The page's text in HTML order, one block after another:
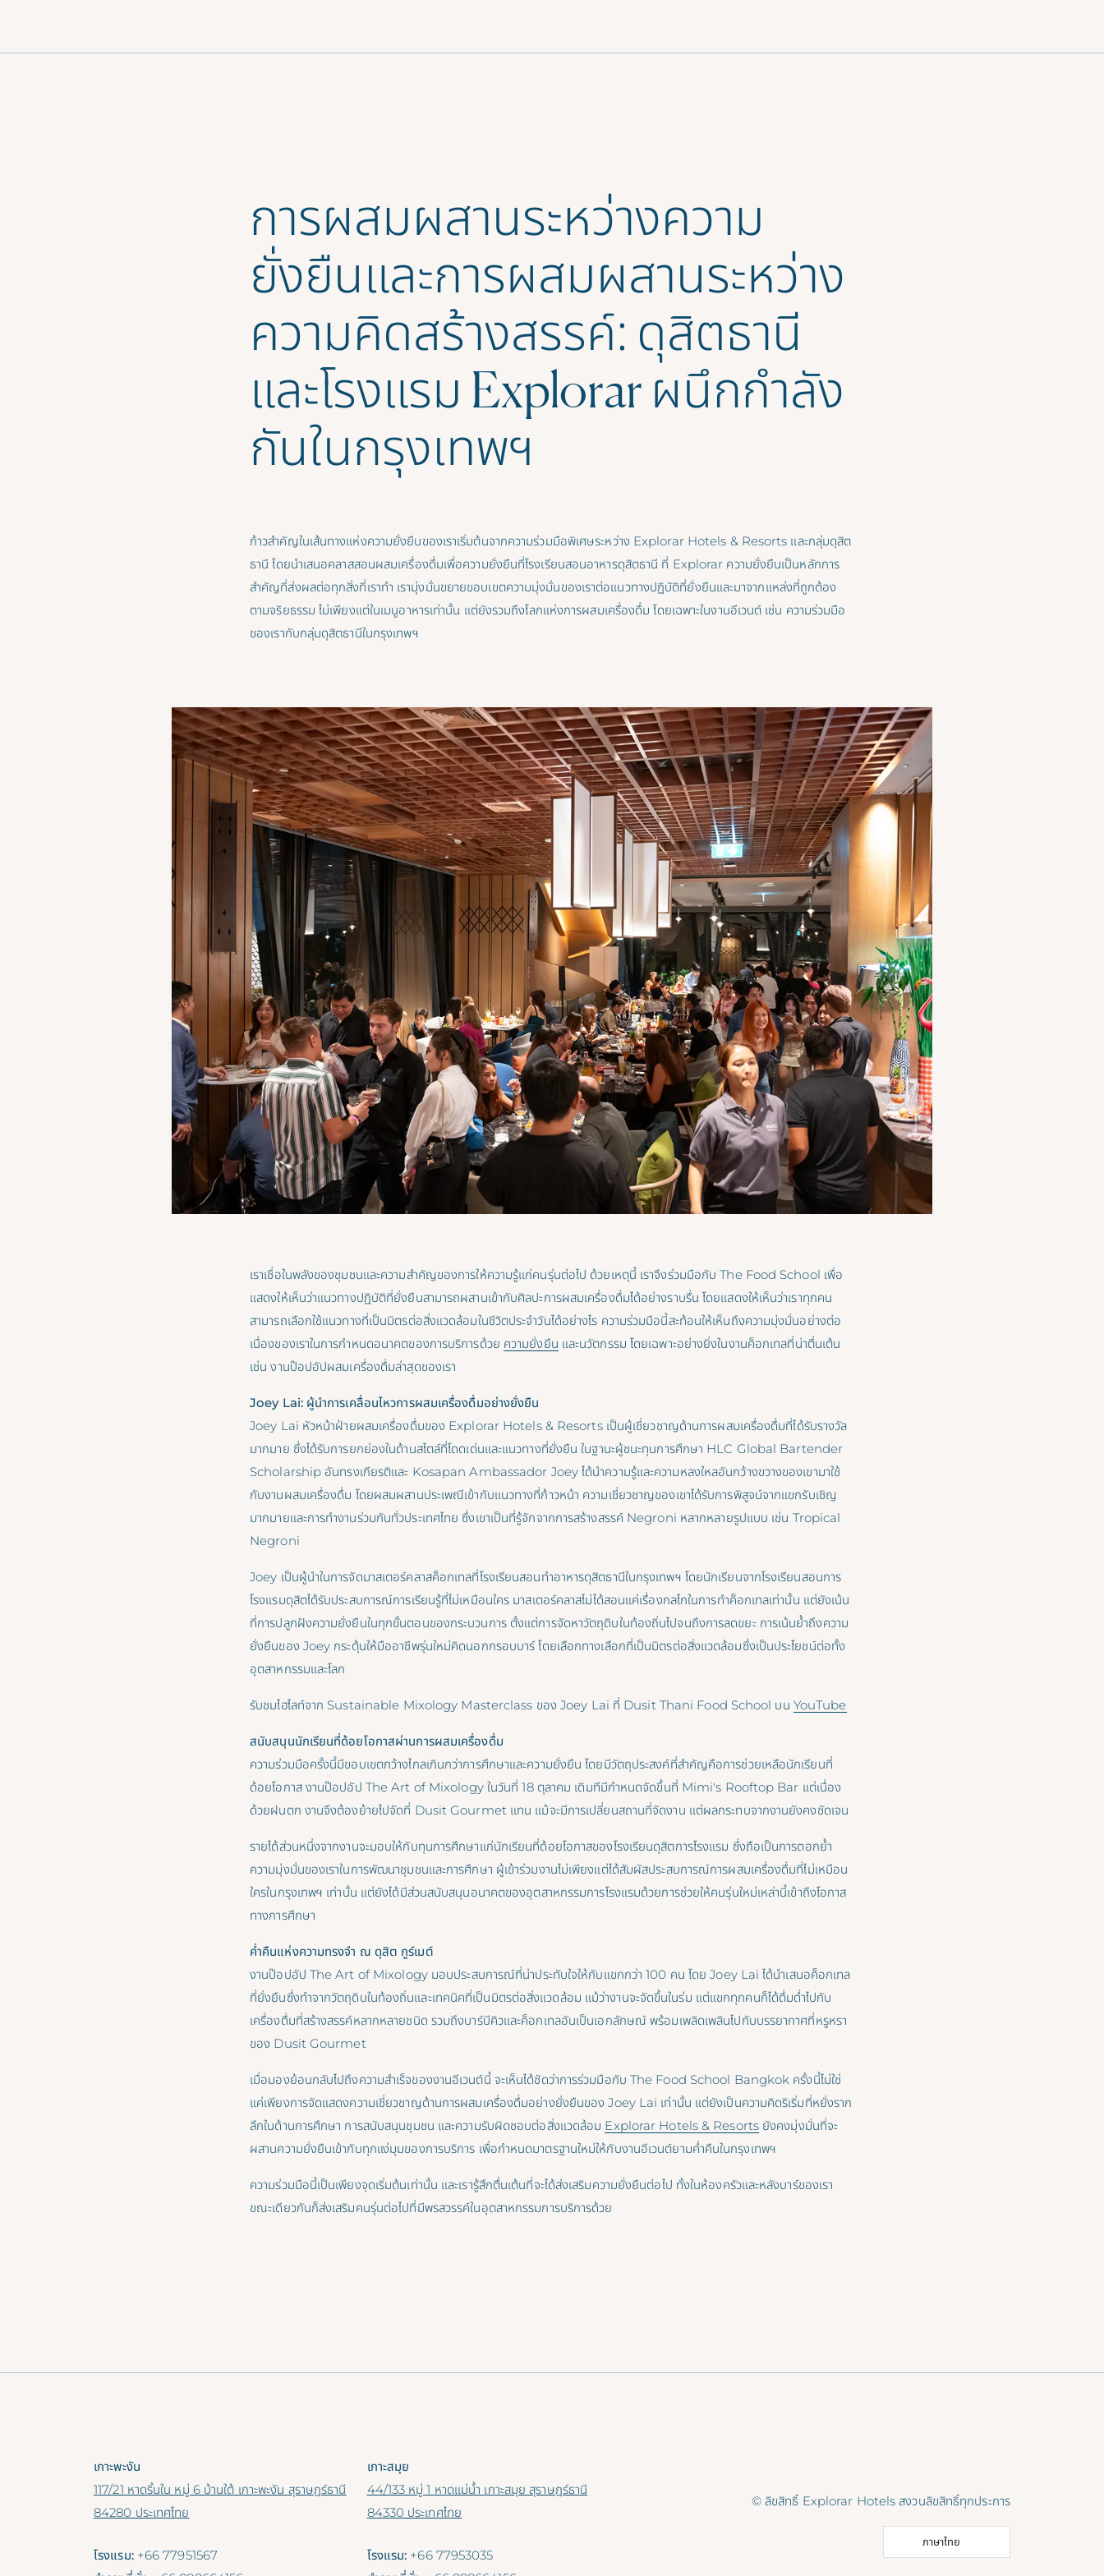
การผสมผสานระหว่างความ
ยั่งยืนและการผสมผสานระหว่าง
ความคิดสร้างสรรค์: ดุสิตธานี
และโรงแรม Explorar ผนึกกำลัง
กันในกรุงเทพฯ
ก้าวสำคัญในเส้นทางแห่งความยั่งยืนของเราเริ่มต้นจากความร่วมมือพิเศษระหว่าง Explorar Hotels & Resorts และกลุ่มดุสิต
ธานี โดยนำเสนอคลาสสอนผสมเครื่องดื่มเพื่อความยั่งยืนที่โรงเรียนสอนอาหารดุสิตธานี ที่ Explorar ความยั่งยืนเป็นหลักการ
สำคัญที่ส่งผลต่อทุกสิ่งที่เราทำ เรามุ่งมั่นขยายขอบเขตความมุ่งมั่นของเราต่อแนวทางปฏิบัติที่ยั่งยืนและมาจากแหล่งที่ถูกต้อง
ตามจริยธรรม ไม่เพียงแต่ในเมนูอาหารเท่านั้น แต่ยังรวมถึงโลกแห่งการผสมเครื่องดื่ม โดยเฉพาะในงานอีเวนต์ เช่น ความร่วมมือ
ของเรากับกลุ่มดุสิตธานีในกรุงเทพฯ
เราเชื่อในพลังของชุมชนและความสำคัญของการให้ความรู้แก่คนรุ่นต่อไป ด้วยเหตุนี้ เราจึงร่วมมือกับ The Food School เพื่อ
แสดงให้เห็นว่าแนวทางปฏิบัติที่ยั่งยืนสามารถผสานเข้ากับศิลปะการผสมเครื่องดื่มได้อย่างราบรื่น โดยแสดงให้เห็นว่าเราทุกคน
สามารถเลือกใช้แนวทางที่เป็นมิตรต่อสิ่งแวดล้อมในชีวิตประจำวันได้อย่างไร ความร่วมมือนี้สะท้อนให้เห็นถึงความมุ่งมั่นอย่างต่อ
เนื่องของเราในการกำหนดอนาคตของการบริการด้วย ความยั่งยืน และนวัตกรรม โดยเฉพาะอย่างยิ่งในงานค็อกเทลที่น่าตื่นเต้น
เช่น งานป๊อปอัปผสมเครื่องดื่มล่าสุดของเรา
Joey Lai: ผู้นำการเคลื่อนไหวการผสมเครื่องดื่มอย่างยั่งยืน
Joey Lai หัวหน้าฝ่ายผสมเครื่องดื่มของ Explorar Hotels & Resorts เป็นผู้เชี่ยวชาญด้านการผสมเครื่องดื่มที่ได้รับรางวัล
มากมาย ซึ่งได้รับการยกย่องในด้านสไตล์ที่โดดเด่นและแนวทางที่ยั่งยืน ในฐานะผู้ชนะทุนการศึกษา HLC Global Bartender
Scholarship อันทรงเกียรติและ Kosapan Ambassador Joey ได้นำความรู้และความหลงใหลอันกว้างขวางของเขามาใช้
กับงานผสมเครื่องดื่ม โดยผสมผสานประเพณีเข้ากับแนวทางที่ก้าวหน้า ความเชี่ยวชาญของเขาได้รับการพิสูจน์จากแขกรับเชิญ
มากมายและการทำงานร่วมกันทั่วประเทศไทย ซึ่งเขาเป็นที่รู้จักจากการสร้างสรรค์ Negroni หลากหลายรูปแบบ เช่น Tropical
Negroni
Joey เป็นผู้นำในการจัดมาสเตอร์คลาสค็อกเทลที่โรงเรียนสอนทำอาหารดุสิตธานีในกรุงเทพฯ โดยนักเรียนจากโรงเรียนสอนการ
โรงแรมดุสิตได้รับประสบการณ์การเรียนรู้ที่ไม่เหมือนใคร มาสเตอร์คลาสไม่ได้สอนแค่เรื่องกลไกในการทำค็อกเทลเท่านั้น แต่ยังเน้น
ที่การปลูกฝังความยั่งยืนในทุกขั้นตอนของกระบวนการ ตั้งแต่การจัดหาวัตถุดิบในท้องถิ่นไปจนถึงการลดขยะ การเน้นย้ำถึงความ
ยั่งยืนของ Joey กระตุ้นให้มืออาชีพรุ่นใหม่คิดนอกกรอบบาร์ โดยเลือกทางเลือกที่เป็นมิตรต่อสิ่งแวดล้อมซึ่งเป็นประโยชน์ต่อทั้ง
อุตสาหกรรมและโลก
รับชมไฮไลท์จาก Sustainable Mixology Masterclass ของ Joey Lai ที่ Dusit Thani Food School บน YouTube
สนับสนุนนักเรียนที่ด้อยโอกาสผ่านการผสมเครื่องดื่ม
ความร่วมมือครั้งนี้มีขอบเขตกว้างไกลเกินกว่าการศึกษาและความยั่งยืน โดยมีวัตถุประสงค์ที่สำคัญคือการช่วยเหลือนักเรียนที่
ด้อยโอกาส งานป๊อปอัป The Art of Mixology ในวันที่ 18 ตุลาคม เดิมทีมีกำหนดจัดขึ้นที่ Mimi's Rooftop Bar แต่เนื่อง
ด้วยฝนตก งานจึงต้องย้ายไปจัดที่ Dusit Gourmet แทน แม้จะมีการเปลี่ยนสถานที่จัดงาน แต่ผลกระทบจากงานยังคงชัดเจน
รายได้ส่วนหนึ่งจากงานจะมอบให้กับทุนการศึกษาแก่นักเรียนที่ด้อยโอกาสของโรงเรียนดุสิตการโรงแรม ซึ่งถือเป็นการตอกย้ำ
ความมุ่งมั่นของเราในการพัฒนาชุมชนและการศึกษา ผู้เข้าร่วมงานไม่เพียงแต่ได้สัมผัสประสบการณ์การผสมเครื่องดื่มที่ไม่เหมือน
ใครในกรุงเทพฯ เท่านั้น แต่ยังได้มีส่วนสนับสนุนอนาคตของอุตสาหกรรมการโรงแรมด้วยการช่วยให้คนรุ่นใหม่เหล่านี้เข้าถึงโอกาส
ทางการศึกษา
ค่ำคืนแห่งความทรงจำ ณ ดุสิต กูร์เมต์
งานป๊อปอัป The Art of Mixology มอบประสบการณ์ที่น่าประทับใจให้กับแขกกว่า 100 คน โดย Joey Lai ได้นำเสนอค็อกเทล
ที่ยั่งยืนซึ่งทำจากวัตถุดิบในท้องถิ่นและเทคนิคที่เป็นมิตรต่อสิ่งแวดล้อม แม้ว่างานจะจัดขึ้นในร่ม แต่แขกทุกคนก็ได้ดื่มด่ำไปกับ
เครื่องดื่มที่สร้างสรรค์หลากหลายชนิด รวมถึงบาร์บีคิวและค็อกเทลอันเป็นเอกลักษณ์ พร้อมเพลิดเพลินไปกับบรรยากาศที่หรูหรา
ของ Dusit Gourmet
เมื่อมองย้อนกลับไปถึงความสำเร็จของงานอีเวนต์นี้ จะเห็นได้ชัดว่าการร่วมมือกับ The Food School Bangkok ครั้งนี้ไม่ใช่
แค่เพียงการจัดแสดงความเชี่ยวชาญด้านการผสมเครื่องดื่มอย่างยั่งยืนของ Joey Lai เท่านั้น แต่ยังเป็นความคิดริเริ่มที่หยั่งราก
ลึกในด้านการศึกษา การสนับสนุนชุมชน และความรับผิดชอบต่อสิ่งแวดล้อม Explorar Hotels & Resortsยังคงมุ่งมั่นที่จะ
ผสานความยั่งยืนเข้ากับทุกแง่มุมของการบริการ เพื่อกำหนดมาตรฐานใหม่ให้กับงานอีเวนต์ยามค่ำคืนในกรุงเทพฯ
ความร่วมมือนี้เป็นเพียงจุดเริ่มต้นเท่านั้น และเรารู้สึกตื่นเต้นที่จะได้ส่งเสริมความยั่งยืนต่อไป ทั้งในห้องครัวและหลังบาร์ของเรา
ขณะเดียวกันก็ส่งเสริมคนรุ่นต่อไปที่มีพรสวรรค์ในอุตสาหกรรมการบริการด้วย
เกาะพะงัน
117/21 หาดริ้นใน หมู่ 6 บ้านใต้ เกาะพะงัน สุราษฎร์ธานี
84280 ประเทศไทย
โรงแรม: +66 77951567
เกาะสมุย
44/133 หมู่ 1 หาดแม่น้ำ เกาะสมุย สุราษฎร์ธานี
84330 ประเทศไทย
โรงแรม: +66 77953035
© ลิขสิทธิ์ Explorar Hotels สงวนลิขสิทธิ์ทุกประการ
ภาษาไทย